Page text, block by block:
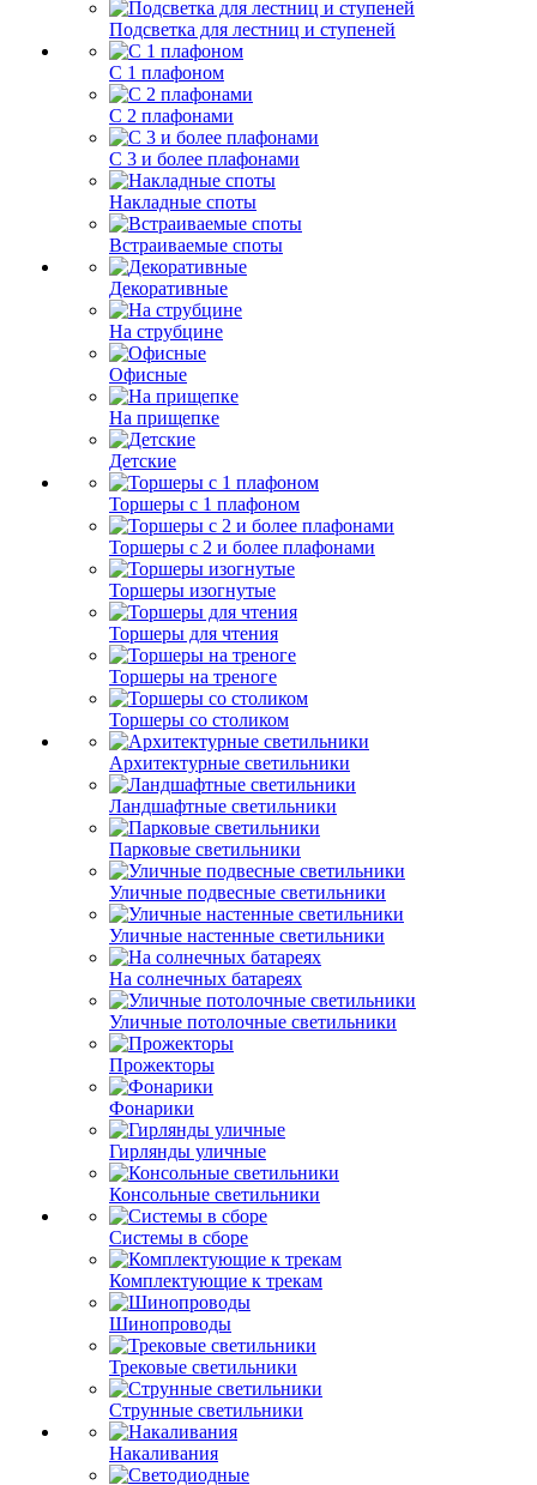
Подсветка для лестниц и ступеней
С 1 плафоном
С 2 плафонами
С 3 и более плафонами
Накладные споты
Встраиваемые споты
Декоративные
На струбцине
Офисные
На прищепке
Детские
Торшеры с 1 плафоном
Торшеры с 2 и более плафонами
Торшеры изогнутые
Торшеры для чтения
Торшеры на треноге
Торшеры со столиком
Архитектурные светильники
Ландшафтные светильники
Парковые светильники
Уличные подвесные светильники
Уличные настенные светильники
На солнечных батареях
Уличные потолочные светильники
Прожекторы
Фонарики
Гирлянды уличные
Консольные светильники
Системы в сборе
Комплектующие к трекам
Шинопроводы
Трековые светильники
Струнные светильники
Накаливания